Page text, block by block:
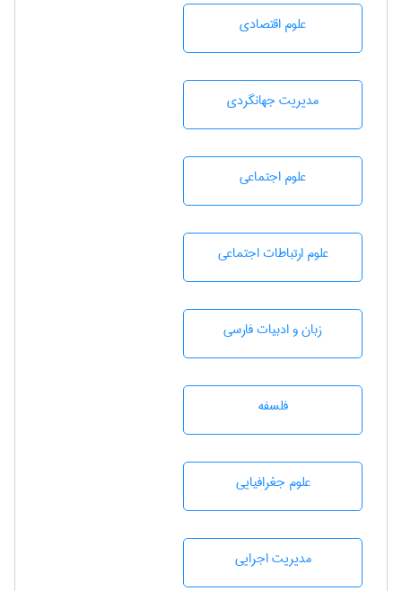
علوم اقتصادی
مديريت جهانگردی
علوم اجتماعی
علوم ارتباطات اجتماعی
زبان و ادبيات فارسی
فلسفه
علوم جغرافيايی
مديريت اجرايی